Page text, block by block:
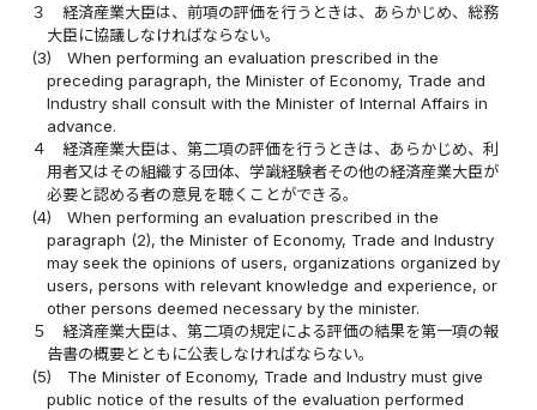
３
経済産業大臣は、前項の評価を行うときは、あらかじめ、総務
大臣に協議しなければならない。
(3)
When performing an evaluation prescribed in the
preceding paragraph, the Minister of Economy, Trade and
Industry shall consult with the Minister of Internal Affairs in
advance.
４
経済産業大臣は、第二項の評価を行うときは、あらかじめ、利
用者又はその組織する団体、学識経験者その他の経済産業大臣が
必要と認める者の意見を聴くことができる。
(4)
When performing an evaluation prescribed in the
paragraph (2), the Minister of Economy, Trade and Industry
may seek the opinions of users, organizations organized by
users, persons with relevant knowledge and experience, or
other persons deemed necessary by the minister.
５
経済産業大臣は、第二項の規定による評価の結果を第一項の報
告書の概要とともに公表しなければならない。
(5)
The Minister of Economy, Trade and Industry must give
public notice of the results of the evaluation performed